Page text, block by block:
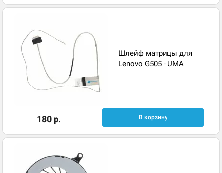
Шлейф матрицы для
Lenovo G505 - UMA
180 р. В корзину